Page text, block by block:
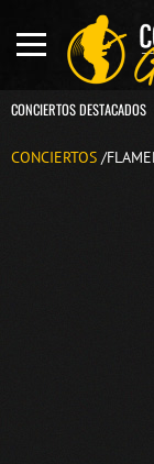
CONCIERTOS DESTACADOS
CONCIERTOS /